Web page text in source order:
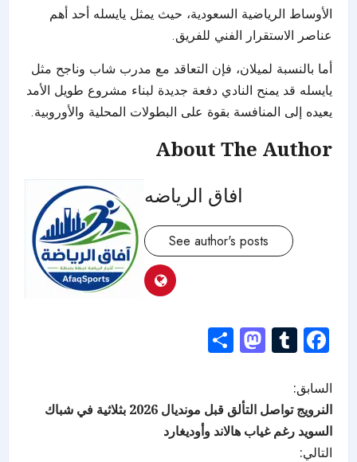
الأوساط الرياضية السعودية، حيث يمثل يايسله أحد أهم
عناصر الاستقرار الفني للفريق.
أما بالنسبة لميلان، فإن التعاقد مع مدرب شاب وناجح مثل
يايسله قد يمنح النادي دفعة جديدة لبناء مشروع طويل الأمد
يعيده إلى المنافسة بقوة على البطولات المحلية والأوروبية.
About The Author
افاق الرياضه
See author's posts
Facebook
Tumblr
Mastodon
السابق:
النرويج تواصل التألق قبل مونديال 2026 بثلاثية في شباك
السويد رغم غياب هالاند وأوديغارد
التالي: